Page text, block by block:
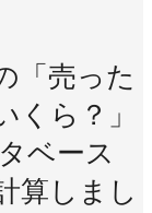
「売った
くら？」
ベース
算しまし